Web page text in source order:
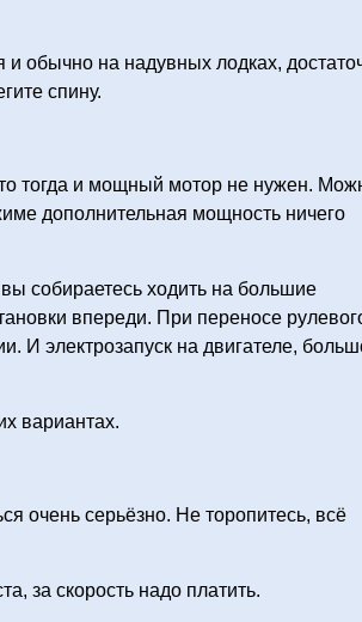
обычно на надувных лодках,
спину.
тогда и мощный мотор не нужен.
дополнительная мощность ничего
собираетесь ходить на большие
впереди. При переносе
И электрозапуск на двигателе,
вариантах.
очень серьёзно. Не торопитесь, всё
за скорость надо платить.